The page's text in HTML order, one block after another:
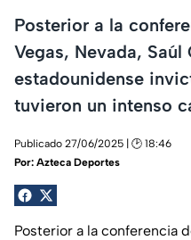
Posterior a la
Vegas, Nevada,
estadounidense
tuvieron un intenso
Publicado 27/06/2025 | 🕑 18:46
Por: Azteca Deportes
Posterior a la conferencia